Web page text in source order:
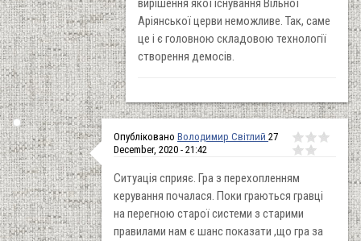
вирішення якої існування Вільної
Аріянської церви неможливе. Так, саме
це і є головною складовою технології
створення демосів.
Опубліковано Володимир Світлий 27
December, 2020 - 21:42
Ситуація сприяє. Гра з перехопленням
керування почалася. Поки граються гравці
на перегною старої системи з старими
правилами нам є шанс показати ,що гра за